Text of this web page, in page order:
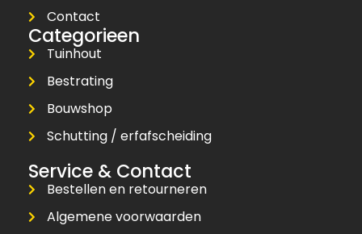
Contact
Categorieen
Tuinhout
Bestrating
Bouwshop
Schutting / erfafscheiding
Service & Contact
Bestellen en retourneren
Algemene voorwaarden